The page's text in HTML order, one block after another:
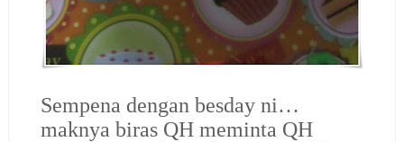
Sempena dengan besday ni…
maknya biras QH meminta QH